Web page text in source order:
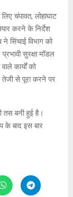
चंपावत, लोहाघाट
करने के निर्देश
ने सिंचाई विभाग को
सुरक्षा मॉडल
कार्यों को
तेजी से पूरा करने पर
बनी हुई है।
के बाद इस बार